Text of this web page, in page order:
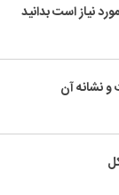
نیاز است بدانید